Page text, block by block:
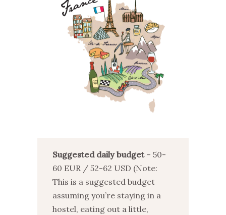
Suggested daily budget– 50-
60 EUR / 52-62 USD (Note:
This is a suggested budget
assuming you’re staying in a
hostel, eating out a little,